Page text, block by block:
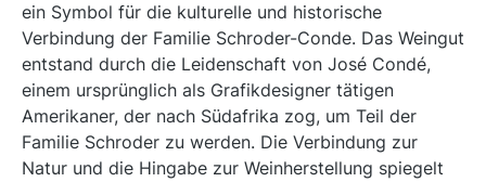
ein Symbol für die kulturelle und historische
Verbindung der Familie Schroder-Conde. Das Weingut
entstand durch die Leidenschaft von José Condé,
einem ursprünglich als Grafikdesigner tätigen
Amerikaner, der nach Südafrika zog, um Teil der
Familie Schroder zu werden. Die Verbindung zur
Natur und die Hingabe zur Weinherstellung spiegelt